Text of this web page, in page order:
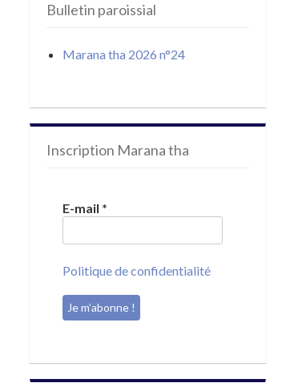
Bulletin paroissial
Marana tha 2026 n°24
Inscription Marana tha
E-mail *
Politique de confidentialité